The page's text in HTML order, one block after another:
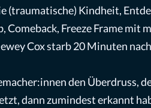
(traumatische) Kindheit,
Comeback, Freeze Frame mit
Cox starb 20 Minuten
den Überdruss,
dann zumindest erkannt